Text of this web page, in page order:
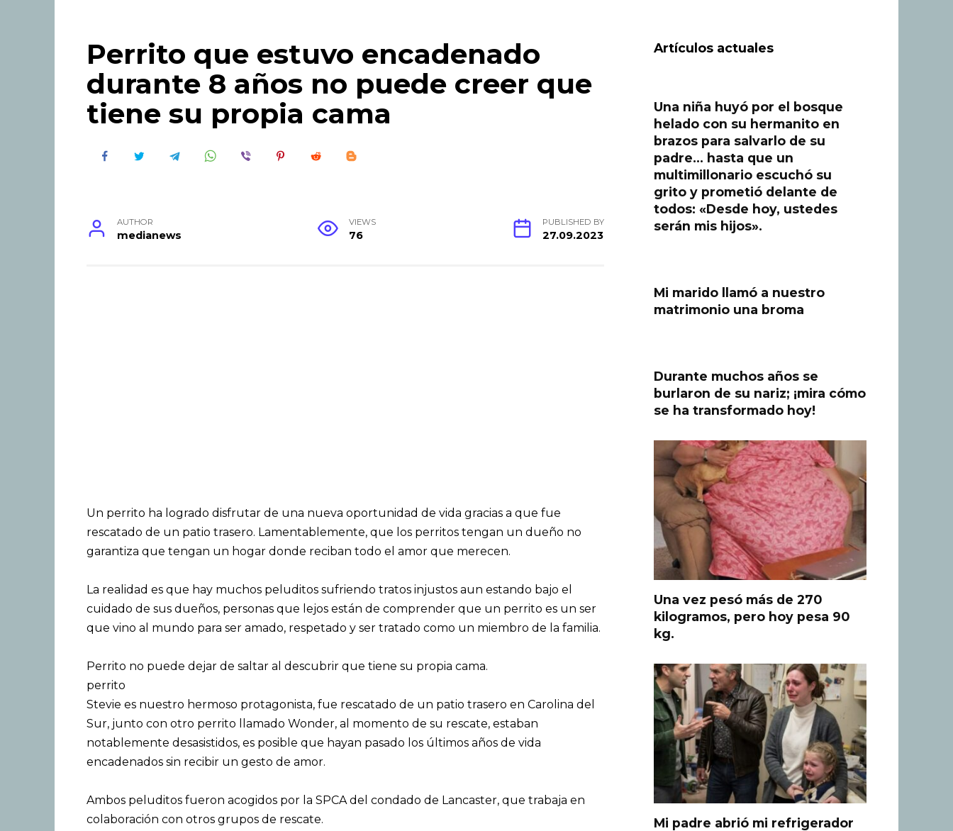
Perrito que estuvo encadenado
durante 8 años no puede creer que
tiene su propia cama
AUTHOR
medianews
VIEWS
76
PUBLISHED BY
27.09.2023
Un perrito ha logrado disfrutar de una nueva oportunidad de vida gracias a que fue
rescatado de un patio trasero. Lamentablemente, que los perritos tengan un dueño no
garantiza que tengan un hogar donde reciban todo el amor que merecen.
La realidad es que hay muchos peluditos sufriendo tratos injustos aun estando bajo el
cuidado de sus dueños, personas que lejos están de comprender que un perrito es un ser
que vino al mundo para ser amado, respetado y ser tratado como un miembro de la familia.
Perrito no puede dejar de saltar al descubrir que tiene su propia cama.
perrito
Stevie es nuestro hermoso protagonista, fue rescatado de un patio trasero en Carolina del
Sur, junto con otro perrito llamado Wonder, al momento de su rescate, estaban
notablemente desasistidos, es posible que hayan pasado los últimos años de vida
encadenados sin recibir un gesto de amor.
Ambos peluditos fueron acogidos por la SPCA del condado de Lancaster, que trabaja en
colaboración con otros grupos de rescate.
Artículos actuales
Una niña huyó por el bosque
helado con su hermanito en
brazos para salvarlo de su
padre… hasta que un
multimillonario escuchó su
grito y prometió delante de
todos: «Desde hoy, ustedes
serán mis hijos».
Mi marido llamó a nuestro
matrimonio una broma
Durante muchos años se
burlaron de su nariz; ¡mira cómo
se ha transformado hoy!
Una vez pesó más de 270
kilogramos, pero hoy pesa 90
kg.
Mi padre abrió mi refrigerador